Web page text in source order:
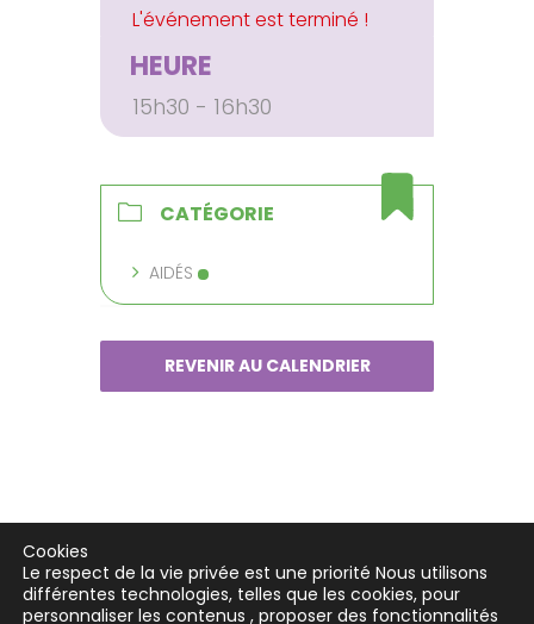
HEURE
15h30 - 16h30
CATÉGORIE
AIDÉS
REVENIR AU CALENDRIER
Cookies
Le respect de la vie privée est une priorité Nous utilisons
différentes technologies, telles que les cookies, pour
personnaliser les contenus , proposer des fonctionnalités